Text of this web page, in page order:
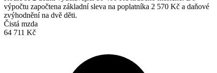
výpočtu započtena základní sleva na poplatníka 2 570 Kč a daňové
zvýhodnění na dvě děti.
Čistá mzda
64 711 Kč